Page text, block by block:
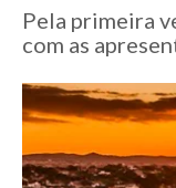
Pela primeira
com as